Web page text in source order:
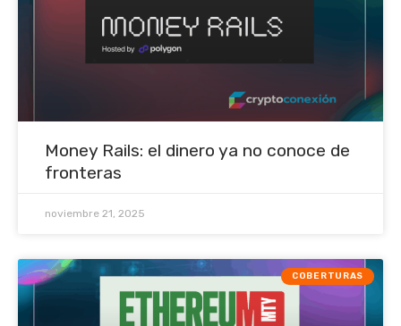
Money Rails: el dinero ya no conoce de
fronteras
noviembre 21, 2025
COBERTURAS